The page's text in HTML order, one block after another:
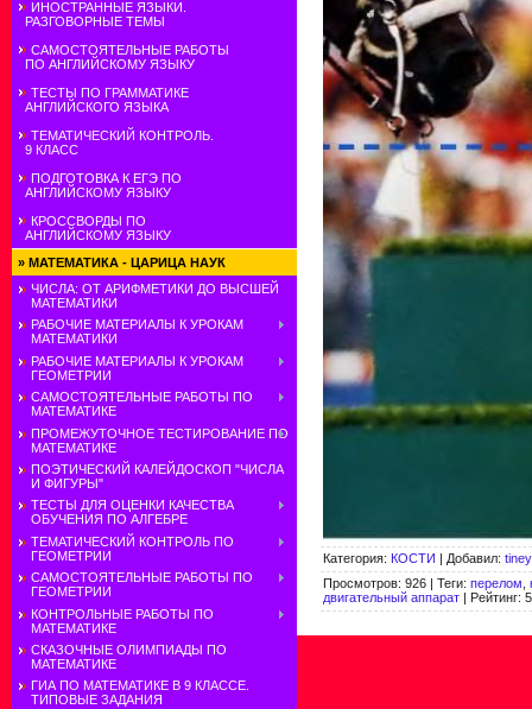
ИНОСТРАННЫЕ ЯЗЫКИ.
РАЗГОВОРНЫЕ ТЕМЫ
САМОСТОЯТЕЛЬНЫЕ РАБОТЫ
ПО АНГЛИЙСКОМУ ЯЗЫКУ
ТЕСТЫ ПО ГРАММАТИКЕ
АНГЛИЙСКОГО ЯЗЫКА
ТЕМАТИЧЕСКИЙ КОНТРОЛЬ.
9 КЛАСС
ПОДГОТОВКА К ЕГЭ ПО
АНГЛИЙСКОМУ ЯЗЫКУ
КРОССВОРДЫ ПО
АНГЛИЙСКОМУ ЯЗЫКУ
» МАТЕМАТИКА - ЦАРИЦА НАУК
ЧИСЛА: ОТ АРИФМЕТИКИ ДО ВЫСШЕЙ
МАТЕМАТИКИ
РАБОЧИЕ МАТЕРИАЛЫ К УРОКАМ
МАТЕМАТИКИ
РАБОЧИЕ МАТЕРИАЛЫ К УРОКАМ
ГЕОМЕТРИИ
САМОСТОЯТЕЛЬНЫЕ РАБОТЫ ПО
МАТЕМАТИКЕ
ПРОМЕЖУТОЧНОЕ ТЕСТИРОВАНИЕ ПО
МАТЕМАТИКЕ
ПОЭТИЧЕСКИЙ КАЛЕЙДОСКОП "ЧИСЛА
И ФИГУРЫ"
ТЕСТЫ ДЛЯ ОЦЕНКИ КАЧЕСТВА
ОБУЧЕНИЯ ПО АЛГЕБРЕ
ТЕМАТИЧЕСКИЙ КОНТРОЛЬ ПО
ГЕОМЕТРИИ
САМОСТОЯТЕЛЬНЫЕ РАБОТЫ ПО
ГЕОМЕТРИИ
КОНТРОЛЬНЫЕ РАБОТЫ ПО
МАТЕМАТИКЕ
СКАЗОЧНЫЕ ОЛИМПИАДЫ ПО
МАТЕМАТИКЕ
ГИА ПО МАТЕМАТИКЕ В 9 КЛАССЕ.
ТИПОВЫЕ ЗАДАНИЯ
Категория: КОСТИ | Добавил:
Просмотров: 926 | Теги: перелом
двигательный аппарат | Рейтинг: